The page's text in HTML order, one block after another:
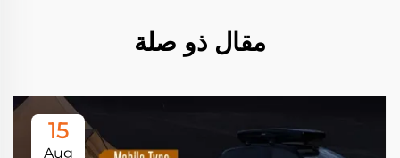
مقال ذو صلة
15
Aug